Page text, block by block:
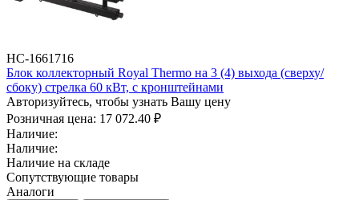
НС-1661716
Блок коллекторный Royal Thermo на 3 (4) выхода (сверху/
сбоку) стрелка 60 кВт, с кронштейнами
Авторизуйтесь, чтобы узнать Вашу цену
Розничная цена: 17 072.40 ₽
Наличие:
Наличие:
Наличие на складе
Сопутствующие товары
Аналоги